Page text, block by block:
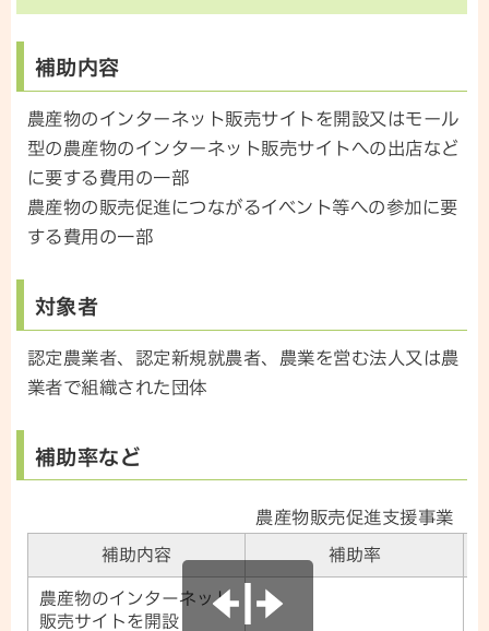
補助内容
農産物のインターネット販売サイトを開設又はモール
型の農産物のインターネット販売サイトへの出店など
に要する費用の一部
農産物の販売促進につながるイベント等への参加に要
する費用の一部
対象者
認定農業者、認定新規就農者、農業を営む法人又は農
業者で組織された団体
補助率など
農産物販売促進支援事業
補助内容 補助率
農産物のインターネット
販売サイトを開設